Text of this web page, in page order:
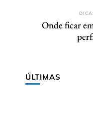
Onde ficar
ÚLTIMAS